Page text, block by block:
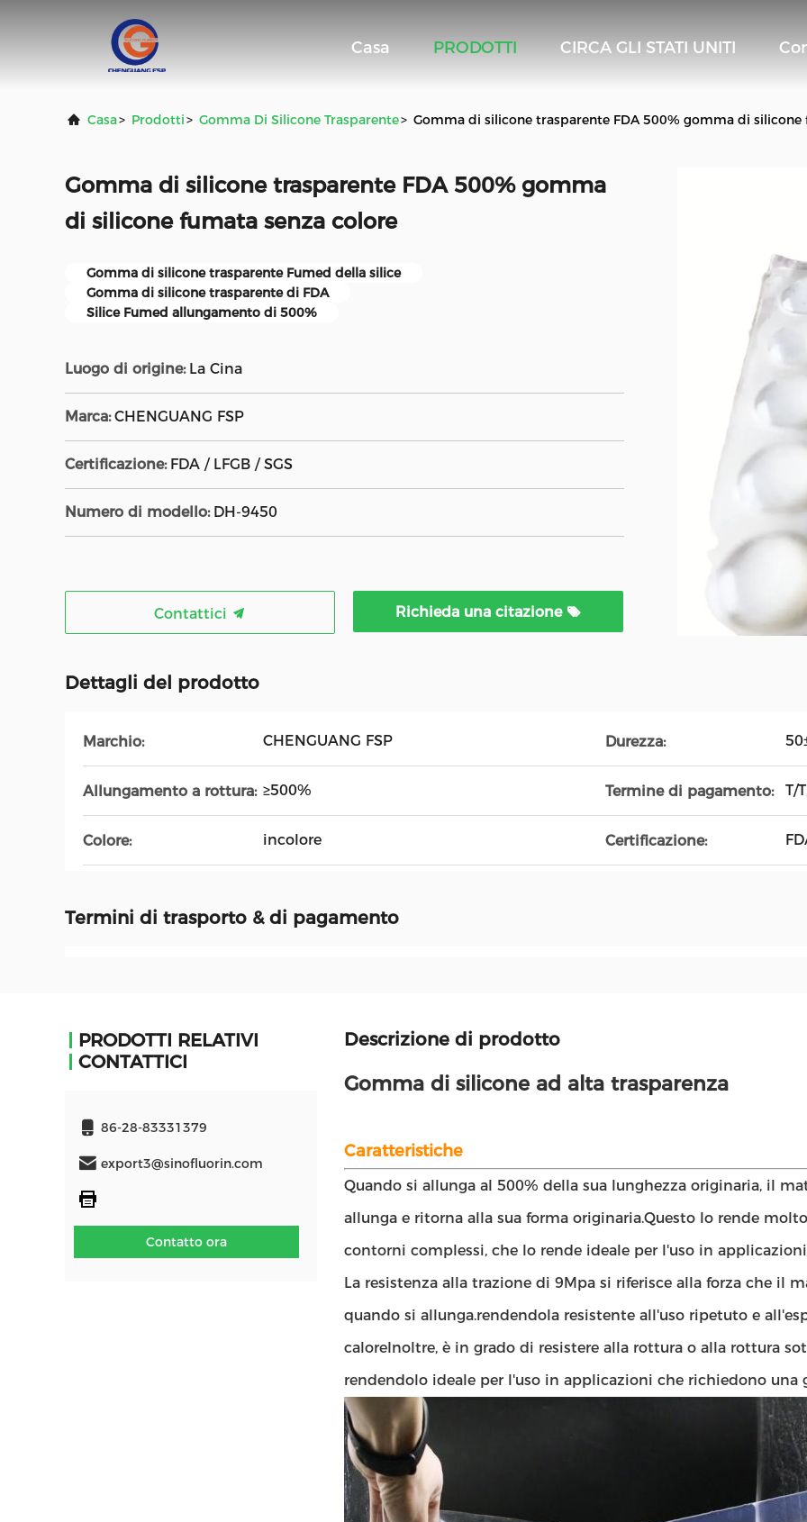
Casa PRODOTTI CIRCA GLI STATI UNITI
Casa> Prodotti> Gomma Di Silicone Trasparente> Gomma di silicone trasparente FDA 500% gomma di silicone
Gomma di silicone trasparente FDA 500% gomma
di silicone fumata senza colore
Gomma di silicone trasparente Fumed della silice
Gomma di silicone trasparente di FDA
Silice Fumed allungamento di 500%
Luogo di origine: La Cina
Marca: CHENGUANG FSP
Certificazione: FDA / LFGB / SGS
Numero di modello: DH-9450
Contattici Richieda una citazione
Dettagli del prodotto
Marchio: CHENGUANG FSP Durezza:
Allungamento a rottura: ≥500% Termine di pagamento: T/
Colore: incolore Certificazione:
Termini di trasporto & di pagamento
PRODOTTI RELATIVI
CONTATTICI
86-28-83331379
export3@sinofluorin.com
Contatto ora
Descrizione di prodotto
Gomma di silicone ad alta trasparenza
Caratteristiche
Quando si allunga al 500% della sua lunghezza originaria, il
allunga e ritorna alla sua forma originaria.Questo lo rende
contorni complessi, che lo rende ideale per l'uso in
La resistenza alla trazione di 9Mpa si riferisce alla forza che il
quando si allunga.rendendola resistente all'uso ripetuto e
caloreInoltre, è in grado di resistere alla rottura o alla rottura
rendendolo ideale per l'uso in applicazioni che richiedono una